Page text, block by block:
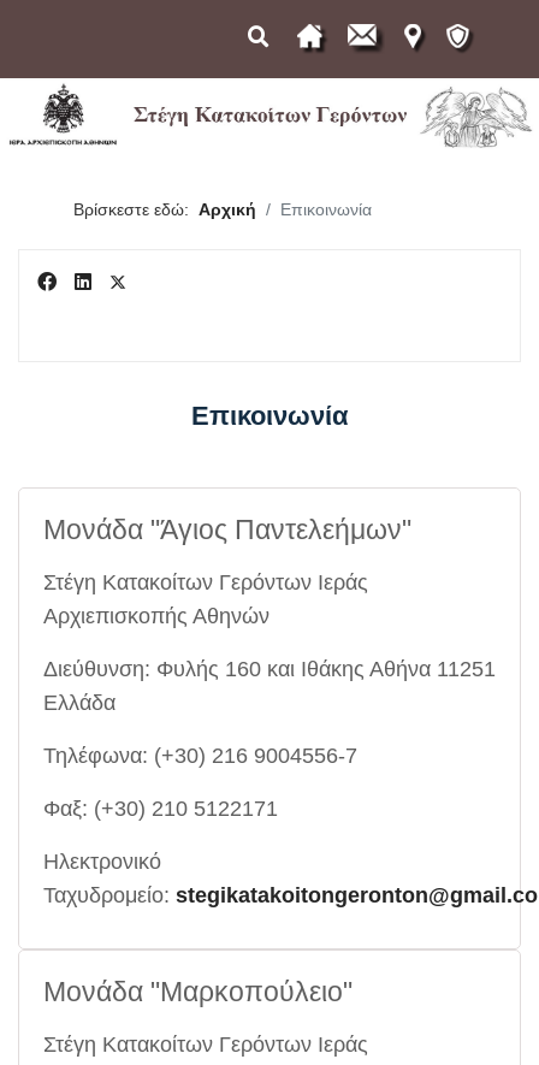
Βρίσκεστε εδώ: Αρχική Επικοινωνία
Επικοινωνία
Μονάδα "Άγιος Παντελεήμων"
Στέγη Κατακοίτων Γερόντων Ιεράς
Αρχιεπισκοπής Αθηνών
Διεύθυνση: Φυλής 160 και Ιθάκης Αθήνα 11251
Ελλάδα
Τηλέφωνα: (+30) 216 9004556-7
Φαξ: (+30) 210 5122171
Ηλεκτρονικό
Ταχυδρομείο:
Μονάδα "Μαρκοπούλειο"
Στέγη Κατακοίτων Γερόντων Ιεράς